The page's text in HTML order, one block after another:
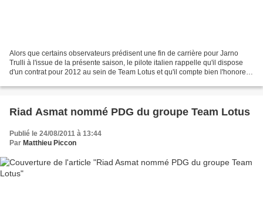
Alors que certains observateurs prédisent une fin de carrière pour Jarno
Trulli à l'issue de la présente saison, le pilote italien rappelle qu'il dispose
d'un contrat pour 2012 au sein de Team Lotus et qu'il compte bien l'honorer.
Riad Asmat nommé PDG du groupe Team Lotus
Publié le 24/08/2011 à 13:44
Par Matthieu Piccon